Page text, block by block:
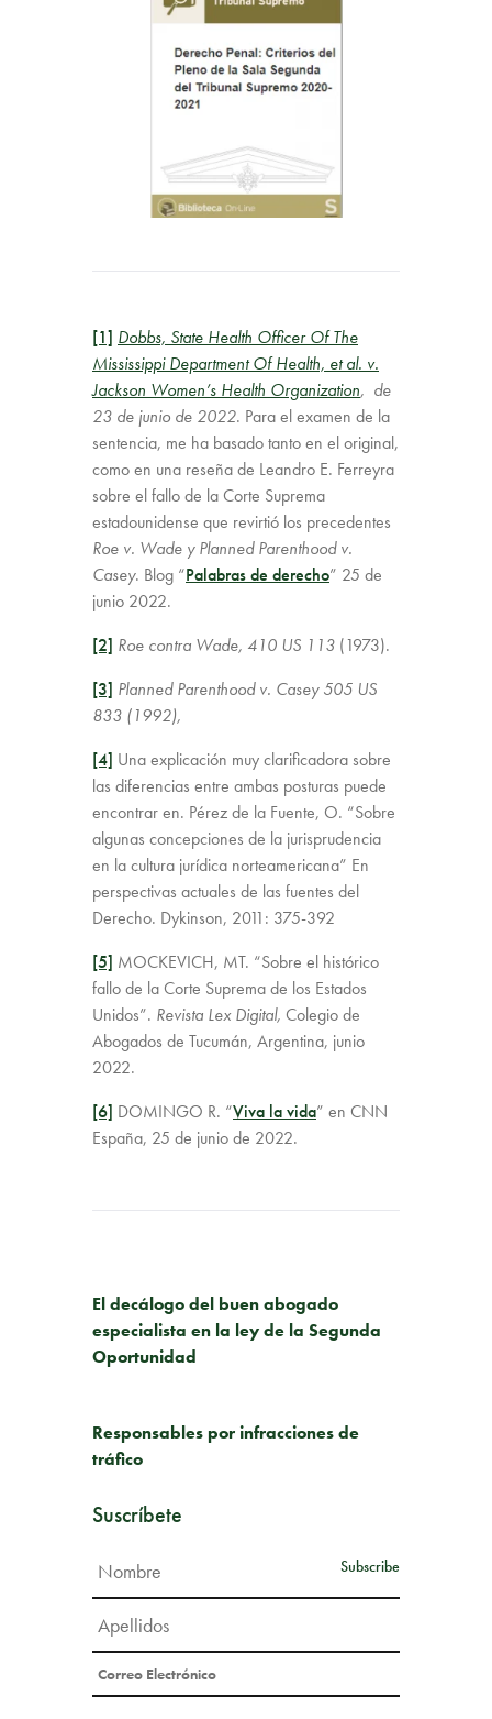
[1] Dobbs, State Health Officer Of The
Mississippi Department Of Health, et al. v.
Jackson Women’s Health Organization, de
23 de junio de 2022. Para el examen de la
sentencia, me ha basado tanto en el original,
como en una reseña de Leandro E. Ferreyra
sobre el fallo de la Corte Suprema
estadounidense que revirtió los precedentes
Roe v. Wade y Planned Parenthood v.
Casey. Blog “Palabras de derecho” 25 de
junio 2022.
[2] Roe contra Wade, 410 US 113 (1973).
[3] Planned Parenthood v. Casey 505 US
833 (1992),
[4] Una explicación muy clarificadora sobre
las diferencias entre ambas posturas puede
encontrar en. Pérez de la Fuente, O. “Sobre
algunas concepciones de la jurisprudencia
en la cultura jurídica norteamericana” En
perspectivas actuales de las fuentes del
Derecho. Dykinson, 2011: 375-392
[5] MOCKEVICH, MT. “Sobre el histórico
fallo de la Corte Suprema de los Estados
Unidos”. Revista Lex Digital, Colegio de
Abogados de Tucumán, Argentina, junio
2022.
[6] DOMINGO R. “Viva la vida” en CNN
España, 25 de junio de 2022.
El decálogo del buen abogado
especialista en la ley de la Segunda
Oportunidad
Responsables por infracciones de
tráfico
Suscríbete